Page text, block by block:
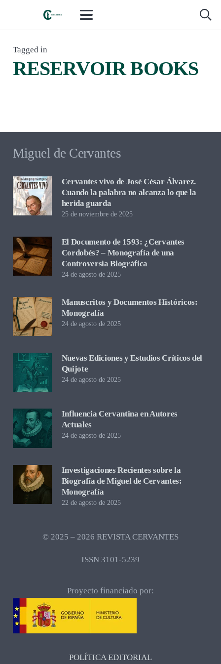
Tagged in
RESERVOIR BOOKS
El valle del silicio, de Carla Nyman. Un
piso, un perro y una pantalla que
LIBROS Y LECTURAS,
RESEÑAS Y CRÍTICA
Miguel de Cervantes
Cervantes vivo de José César Álvarez.
Cuando la palabra no alcanza lo que la
herida guarda
25 de noviembre de 2025
El Documento de 1593: ¿Cervantes
Cordobés? – Monografía de una
Controversia Biográfica
24 de agosto de 2025
Manuscritos y Documentos Históricos:
Monografía
24 de agosto de 2025
Nuevas Ediciones y Estudios Críticos del
Quijote
24 de agosto de 2025
Influencia Cervantina en Autores
Actuales
24 de agosto de 2025
Investigaciones Recientes sobre la
Biografía de Miguel de Cervantes:
Monografía
22 de agosto de 2025
© 2025 – 2026 REVISTA CERVANTES
ISSN 3101-5239
Proyecto financiado por:
POLÍTICA EDITORIAL